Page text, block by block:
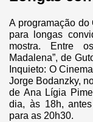
A programação do
para longas
mostra. Entre
Madalena”, de
Inquieto: O
Jorge Bodanzky,
de Ana Lígia
dia, às 18h,
para as 20h30.